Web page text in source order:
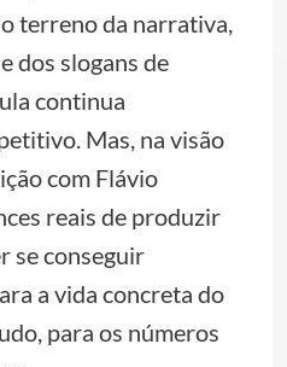
terreno da narrativa,
dos slogans de
continua
Mas, na visão
com Flávio
reais de produzir
se conseguir
a vida concreta do
para os números